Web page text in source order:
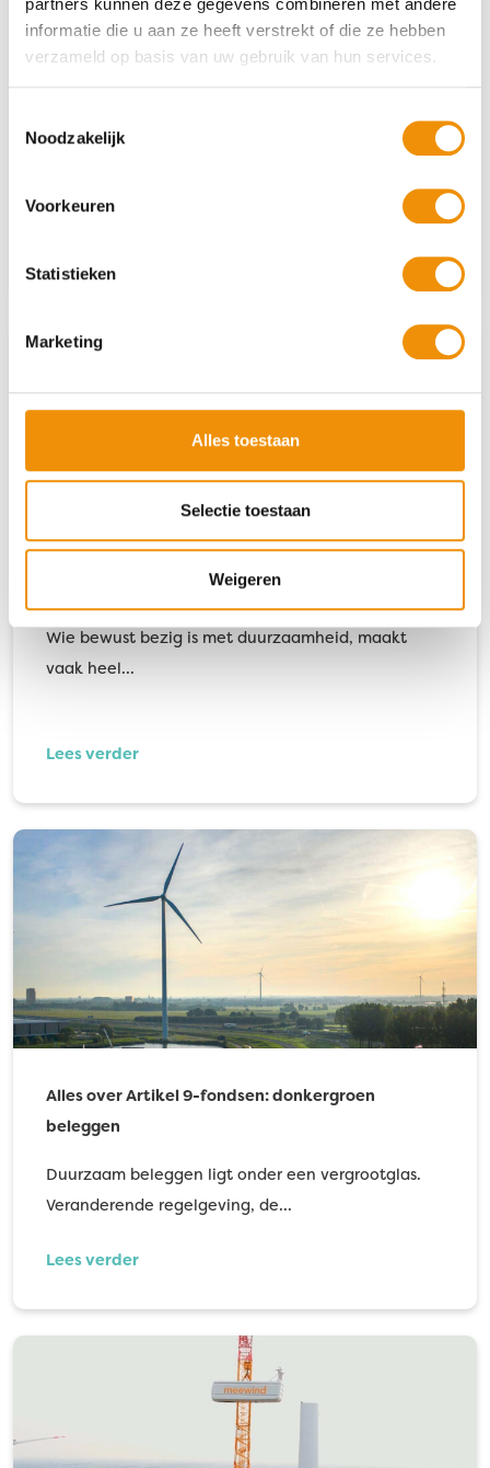
informatie die u aan ze heeft verstrekt of die ze hebben
verzameld op basis van uw gebruik van hun services.
Noodzakelijk
Voorkeuren
Statistieken
Marketing
Alles toestaan
Selectie toestaan
Weigeren
Wat levert je meer op: de spreekwoordelijk sok
27x meer duurzame impact met je geld!
Wie bewust bezig is met duurzaamheid, maakt
vaak heel…
Lees verder
Alles over Artikel 9-fondsen: donkergroen
beleggen
Duurzaam beleggen ligt onder een vergrootglas.
Veranderende regelgeving, de…
Lees verder